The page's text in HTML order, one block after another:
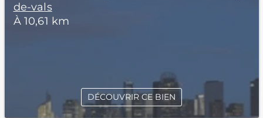
de-vals
À 10,61 km
DÉCOUVRIR CE BIEN